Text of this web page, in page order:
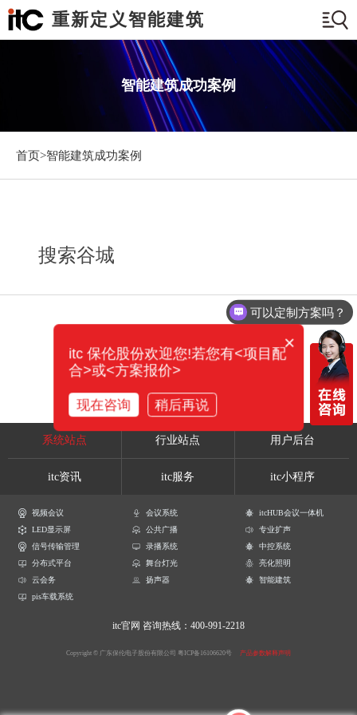
重新定义智能建筑
智能建筑成功案例
首页>智能建筑成功案例
搜索谷城
系统站点 行业站点 用户后台
itc资讯 itc服务 itc小程序
视频会议 会议系统
itcHUB会议一体机
LED显示屏
公共广播
专业扩声
信号传输管理
录播系统
中控系统
分布式平台
舞台灯光
亮化照明
云会务
扬声器
智能建筑
pis车载系统
itc官网 咨询热线：400-991-2218
Copyright © 广东保伦电子股份有限公司 粤ICP备16106620号 产品参数解释声明
可以定制方案吗？
×
itc 保伦股份欢迎您!若您有<项目配
合>或<方案报价>
现在咨询 稍后再说